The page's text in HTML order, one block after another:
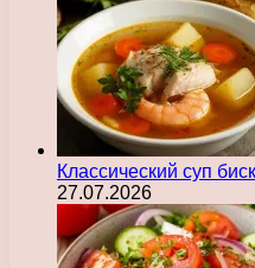
Классический суп
27.07.2026